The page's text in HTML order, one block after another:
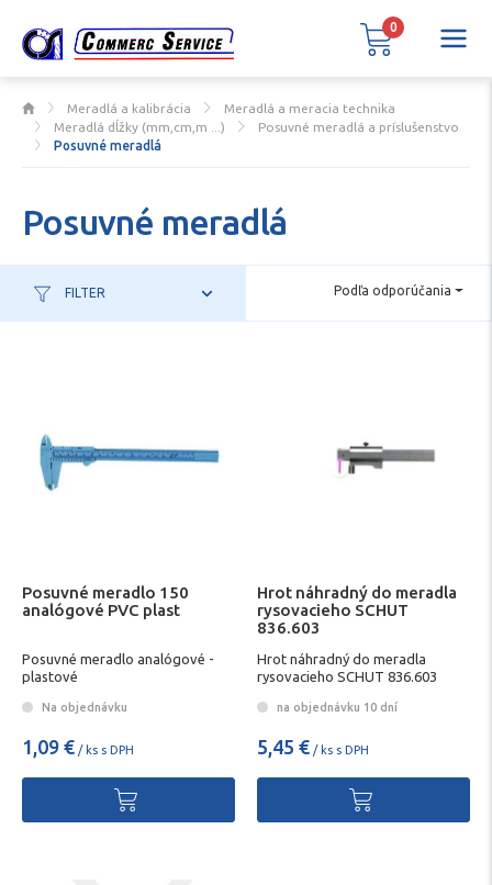
Meradlá a kalibrácia
Meradlá a meracia technika
Meradlá dĺžky (mm,cm,m ...)
Posuvné meradlá a príslušenstvo
Posuvné meradlá
Posuvné meradlá
FILTER Podľa odporúčania
Posuvné meradlo 150
analógové PVC plast
Posuvné meradlo analógové -
plastové
Na objednávku
1,09 € / ks s DPH
Hrot náhradný do meradla
rysovacieho SCHUT
836.603
Hrot náhradný do meradla
rysovacieho SCHUT 836.603
na objednávku 10 dní
5,45 € / ks s DPH
0